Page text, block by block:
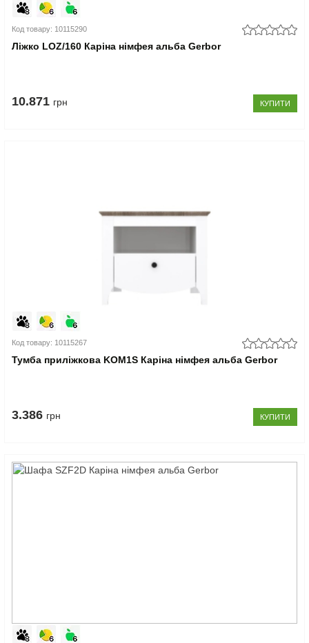
Код товару: 10115290
Ліжко LOZ/160 Каріна німфея альба Gerbor
10.871 грн КУПИТИ
Код товару: 10115267
Тумба приліжкова KOM1S Каріна німфея альба Gerbor
3.386 грн КУПИТИ